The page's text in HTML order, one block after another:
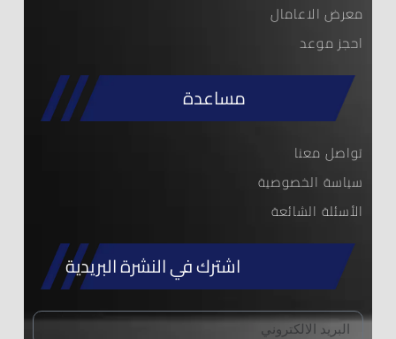
معرض الاعامال
احجز موعد
مساعدة
تواصل معنا
سياسة الخصوصية
الأسئلة الشائعة
اشترك في النشرة البريدية